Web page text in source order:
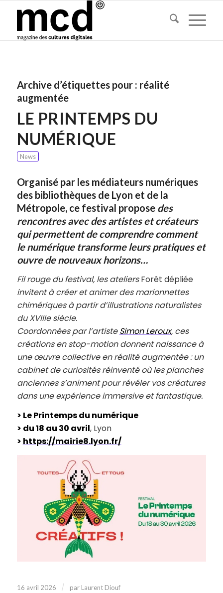
Archive d’étiquettes pour : réalité
augmentée
LE PRINTEMPS DU
NUMÉRIQUE
News
Organisé par les médiateurs numériques
des bibliothèques de Lyon et de la
Métropole, ce festival propose des
rencontres avec des artistes et créateurs
qui permettent de comprendre comment
le numérique transforme leurs pratiques et
ouvre de nouveaux horizons…
Fil rouge du festival, les ateliersForêt dépliée
invitent à créer et animer des marionnettes
chimériques à partir d’illustrations naturalistes
du XVIIIe siècle.
Coordonnées par l’artisteSimon Leroux, ces
créations en stop-motion donnent naissance à
une œuvre collective en réalité augmentée : un
cabinet de curiosités réinventé où les planches
anciennes s’animent pour révéler vos créatures
dans une expérience immersive et fantastique.
> Le Printemps du numérique
> du 18 au 30 avril, Lyon
> https://mairie8.lyon.fr/
16 avril 2026 / par Laurent Diouf